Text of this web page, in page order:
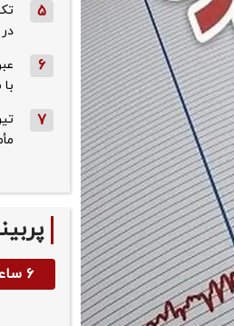
5
6
7
۶ ساعت